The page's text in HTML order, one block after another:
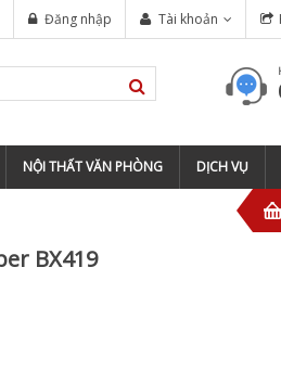
BARBERSHOP TIỆM TÓC ?Tài khoản
Đăng nhập
NỘI THẤT VĂN PHÒNG DỊCH VỤ
BX419